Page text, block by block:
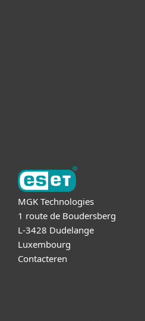
MGK Technologies
1 route de Boudersberg
L-3428 Dudelange
Luxembourg
Contacteren